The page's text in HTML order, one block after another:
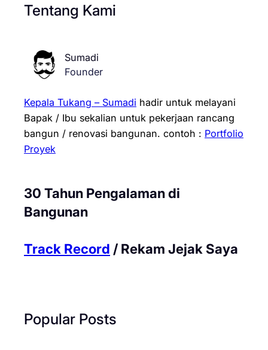
Tentang Kami
Sumadi
Founder
Kepala Tukang – Sumadi hadir untuk melayani
Bapak / Ibu sekalian untuk pekerjaan rancang
bangun / renovasi bangunan. contoh : Portfolio
Proyek
30 Tahun Pengalaman di
Bangunan
Track Record / Rekam Jejak Saya
Popular Posts